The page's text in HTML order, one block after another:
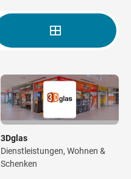
3Dglas
Dienstleistungen, Wohnen &
Schenken